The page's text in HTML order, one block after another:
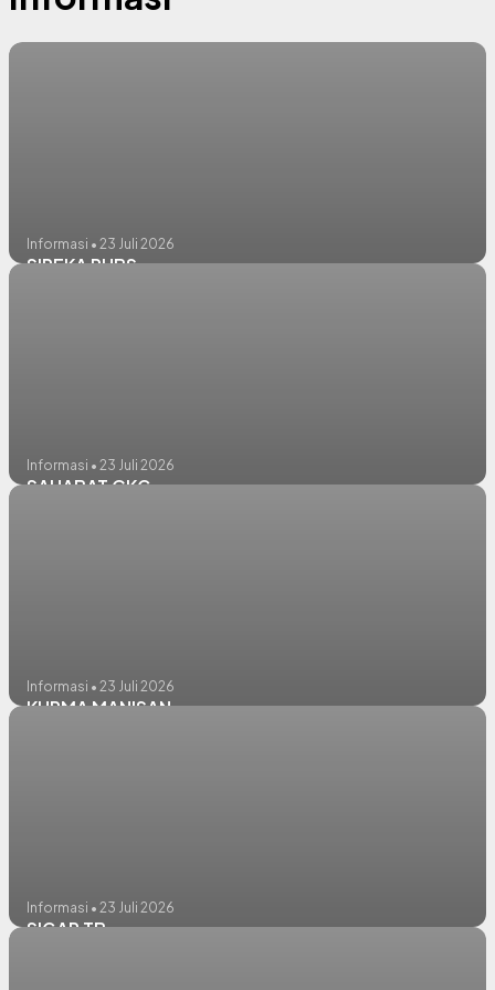
Informasi • 23 Juli 2026
SIPEKA PHBS
Informasi • 23 Juli 2026
SAHABAT CKG
Informasi • 23 Juli 2026
KURMA MANISAN
Informasi • 23 Juli 2026
SIGAP TB